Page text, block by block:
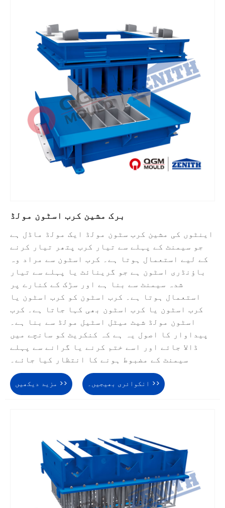
برک مشین کرب اسٹون مولڈ
اینٹوں کی مشین کرب سٹون مولڈ ایک مولڈ ماڈل ہے
جو سیمنٹ کے پہلے سے تیار کرب پتھر تیار کرنے
کے لیے استعمال ہوتا ہے۔ کرب اسٹون سے مراد وہ
باؤنڈری اسٹون ہے جو گرینائٹ یا پہلے سے تیار
شدہ سیمنٹ سے بنا ہے اور سڑک کے کنارے پر
استعمال ہوتا ہے۔ کرب اسٹون کو کرب اسٹون یا
کرب اسٹون یا کرب اسٹون بھی کہا جاتا ہے۔ کرب
اسٹون مولڈ شیٹ میٹل اسٹیل مولڈ سے بنا ہے۔
پیداوار کا اصول یہ ہے کہ کنکریٹ کو سانچے میں
ڈالا جائے اور اسے ختم کرنے یا گرانے سے پہلے
سیمنٹ کے مضبوط ہونے کا انتظار کیا جائے۔
مزید دیکھیں >> انکوائری بھیجیں۔ >>